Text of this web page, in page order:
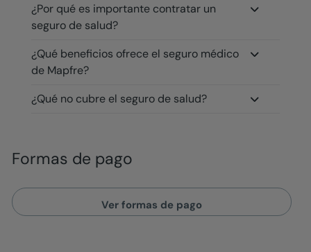
¿Por qué es importante contratar un
seguro de salud?
¿Qué beneficios ofrece el seguro médico
de Mapfre?
¿Qué no cubre el seguro de salud?
Formas de pago
Ver formas de pago